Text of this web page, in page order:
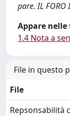
pare. IL FORO
Appare
1.4 Nota a
File in questo
File
Repsonsabilità